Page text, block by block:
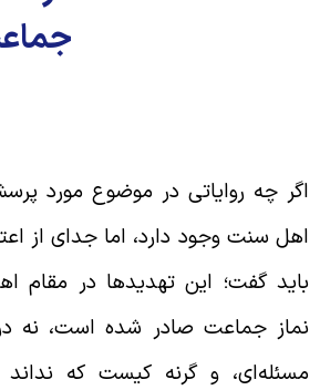
چه روایاتی در موضوع مورد
سنت وجود دارد، اما جدای از
گفت؛ این تهدیدها در مقام
جماعت صادر شده است، نه در
و گرنه کیست که نداند